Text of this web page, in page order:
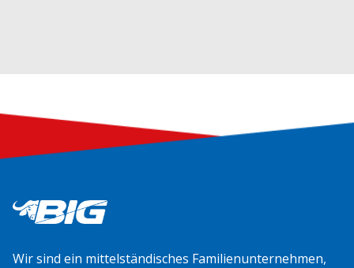
Wir sind ein mittelständisches Familienunternehmen,